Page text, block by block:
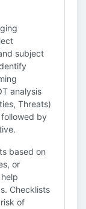
subject
analysis
Threats)
by
based on
or
Checklists
of